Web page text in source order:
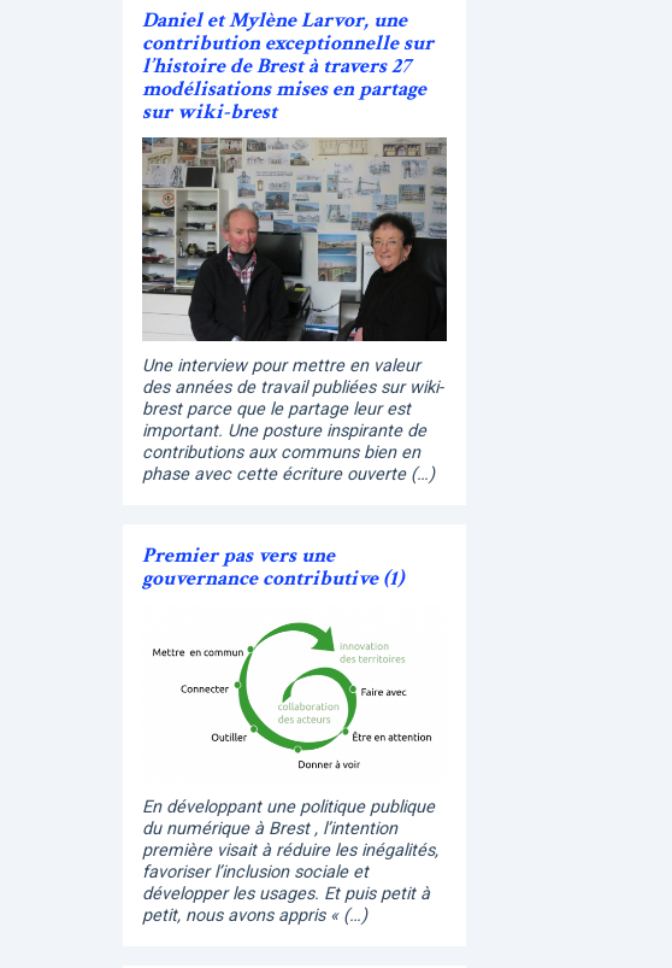
Daniel et Mylène Larvor, une
contribution exceptionnelle sur
l’histoire de Brest à travers 27
modélisations mises en partage
sur wiki-brest
Une interview pour mettre en valeur
des années de travail publiées sur wiki-
brest parce que le partage leur est
important. Une posture inspirante de
contributions aux communs bien en
phase avec cette écriture ouverte (…)
Premier pas vers une
gouvernance contributive (1)
En développant une politique publique
du numérique à Brest , l’intention
première visait à réduire les inégalités,
favoriser l’inclusion sociale et
développer les usages. Et puis petit à
petit, nous avons appris « (…)